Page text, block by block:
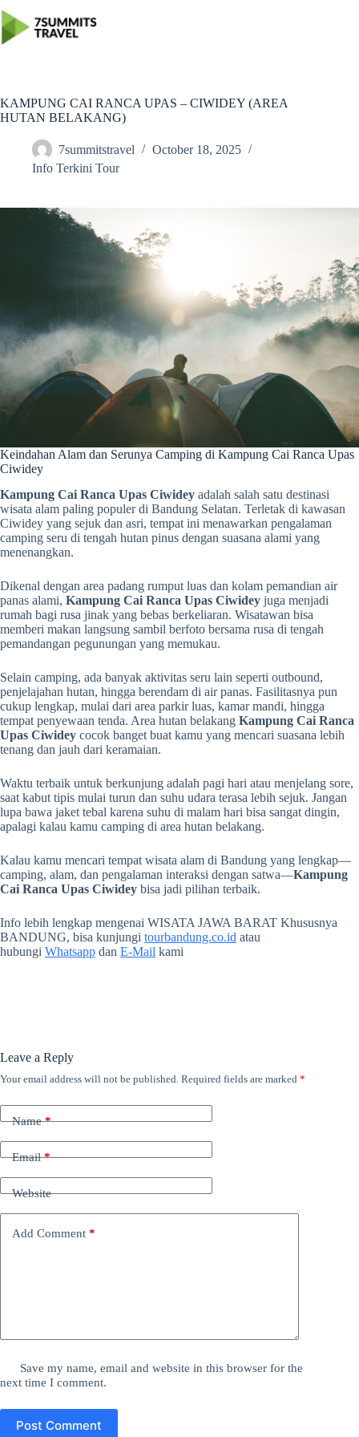
to
content
KAMPUNG CAI RANCA UPAS – CIWIDEY (AREA
HUTAN BELAKANG)
7summitstravel
October 18, 2025
Info Terkini Tour
Keindahan Alam dan Serunya Camping di Kampung Cai Ranca Upas
Ciwidey
Kampung Cai Ranca Upas Ciwidey adalah salah satu destinasi
wisata alam paling populer di Bandung Selatan. Terletak di kawasan
Ciwidey yang sejuk dan asri, tempat ini menawarkan pengalaman
camping seru di tengah hutan pinus dengan suasana alami yang
menenangkan.
Dikenal dengan area padang rumput luas dan kolam pemandian air
panas alami, Kampung Cai Ranca Upas Ciwidey juga menjadi
rumah bagi rusa jinak yang bebas berkeliaran. Wisatawan bisa
memberi makan langsung sambil berfoto bersama rusa di tengah
pemandangan pegunungan yang memukau.
Selain camping, ada banyak aktivitas seru lain seperti outbound,
penjelajahan hutan, hingga berendam di air panas. Fasilitasnya pun
cukup lengkap, mulai dari area parkir luas, kamar mandi, hingga
tempat penyewaan tenda. Area hutan belakang Kampung Cai Ranca
Upas Ciwidey cocok banget buat kamu yang mencari suasana lebih
tenang dan jauh dari keramaian.
Waktu terbaik untuk berkunjung adalah pagi hari atau menjelang sore,
saat kabut tipis mulai turun dan suhu udara terasa lebih sejuk. Jangan
lupa bawa jaket tebal karena suhu di malam hari bisa sangat dingin,
apalagi kalau kamu camping di area hutan belakang.
Kalau kamu mencari tempat wisata alam di Bandung yang lengkap—
camping, alam, dan pengalaman interaksi dengan satwa—Kampung
Cai Ranca Upas Ciwidey bisa jadi pilihan terbaik.
Info lebih lengkap mengenai WISATA JAWA BARAT Khususnya
BANDUNG, bisa kunjungi tourbandung.co.id atau
hubungi Whatsapp dan E-Mail kami
Leave a Reply
Your email address will not be published. Required fields are marked *
Name*
Email*
Website
Add Comment *
Save my name, email and website in this browser for the
next time I comment.
Post Comment